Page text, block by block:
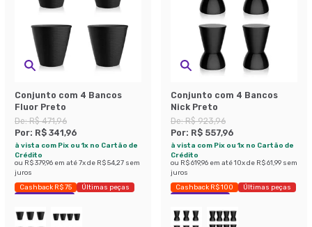
Conjunto com 4 Bancos
Fluor Preto
De:R$ 471,96
Por: R$ 341,96
à vista com Pix ou 1x no Cartão de
Crédito
ou R$ 379,96 em até7x de R$ 54,27 sem
juros
Cashback R$ 75
Últimas peças
Economize 27%
Conjunto com 4 Bancos
Nick Preto
De:R$ 923,96
Por: R$ 557,96
à vista com Pix ou 1x no Cartão de
Crédito
ou R$ 619,96 em até10x de R$ 61,99 sem
juros
Cashback R$ 100
Últimas peças
Economize 39%